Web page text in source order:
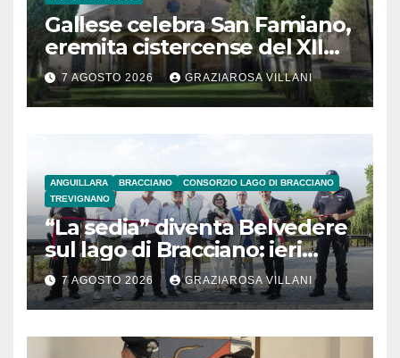
Gallese celebra San Famiano,
eremita cistercense del XII
secolo
7 AGOSTO 2026 GRAZIAROSA VILLANI
ANGUILLARA BRACCIANO
CONSORZIO LAGO DI BRACCIANO
TREVIGNANO
“La sedia” diventa Belvedere
sul lago di Bracciano: ieri
l’inaugurazione
7 AGOSTO 2026 GRAZIAROSA VILLANI